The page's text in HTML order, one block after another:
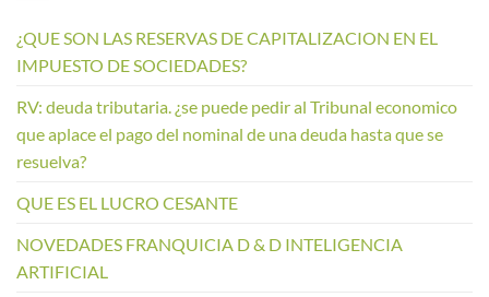
¿QUE SON LAS RESERVAS DE CAPITALIZACION EN EL
IMPUESTO DE SOCIEDADES?
RV: deuda tributaria. ¿se puede pedir al Tribunal economico
que aplace el pago del nominal de una deuda hasta que se
resuelva?
QUE ES EL LUCRO CESANTE
NOVEDADES FRANQUICIA D & D INTELIGENCIA
ARTIFICIAL